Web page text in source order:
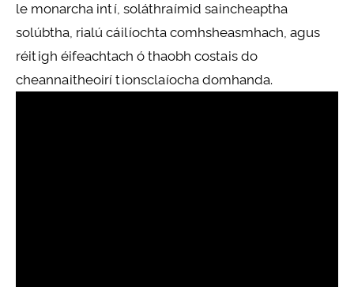
le monarcha intí, soláthraímid saincheaptha
solúbtha, rialú cáilíochta comhsheasmhach, agus
réitigh éifeachtach ó thaobh costais do
cheannaitheoirí tionsclaíocha domhanda.